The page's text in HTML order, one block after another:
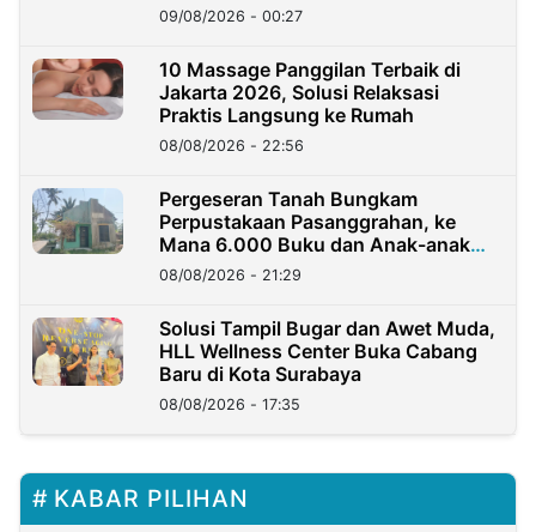
09/08/2026 - 00:27
10 Massage Panggilan Terbaik di
Jakarta 2026, Solusi Relaksasi
Praktis Langsung ke Rumah
08/08/2026 - 22:56
Pergeseran Tanah Bungkam
Perpustakaan Pasanggrahan, ke
Mana 6.000 Buku dan Anak-anak
Kini?
08/08/2026 - 21:29
Solusi Tampil Bugar dan Awet Muda,
HLL Wellness Center Buka Cabang
Baru di Kota Surabaya
08/08/2026 - 17:35
KABAR PILIHAN